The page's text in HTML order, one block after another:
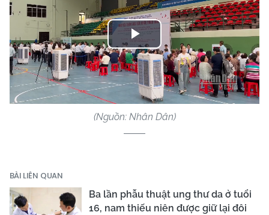
Play
Video
(Nguồn: Nhân Dân)
BÀI LIÊN QUAN
Ba lần phẫu thuật ung thư da ở tuổi
16, nam thiếu niên được giữ lại đôi